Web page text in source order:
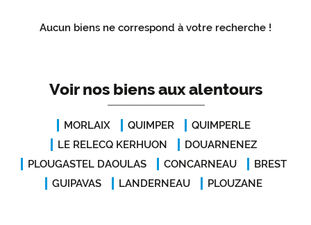
Aucun biens ne correspond à votre recherche !
Voir nos biens aux alentours
MORLAIX QUIMPER
QUIMPERLE
LE RELECQ KERHUON
DOUARNENEZ
PLOUGASTEL DAOULAS
CONCARNEAU
BREST
GUIPAVAS
LANDERNEAU PLOUZANE